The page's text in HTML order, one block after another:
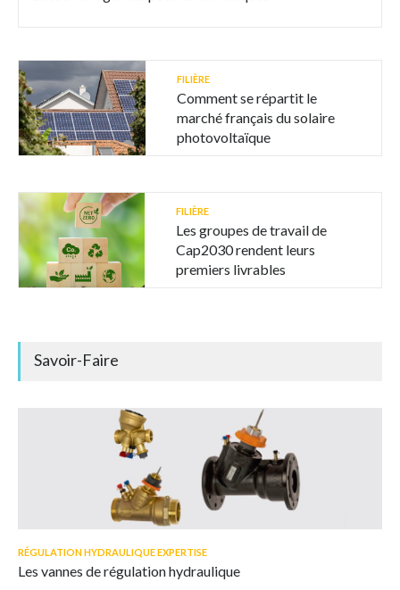
FILIÈRE
Comment se répartit le
marché français du solaire
photovoltaïque
FILIÈRE
Les groupes de travail de
Cap2030 rendent leurs
premiers livrables
Savoir-Faire
RÉGULATION HYDRAULIQUE EXPERTISE
Les vannes de régulation hydraulique